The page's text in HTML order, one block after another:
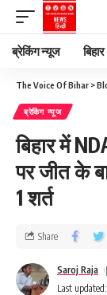
ब्रेकिंग न्यूज बिहार
The Voice Of Bihar >
ब्रेकिंग न्यूज
बिहार में
पर जीत के
1 शर्त
Last
Saroj Raja
Share